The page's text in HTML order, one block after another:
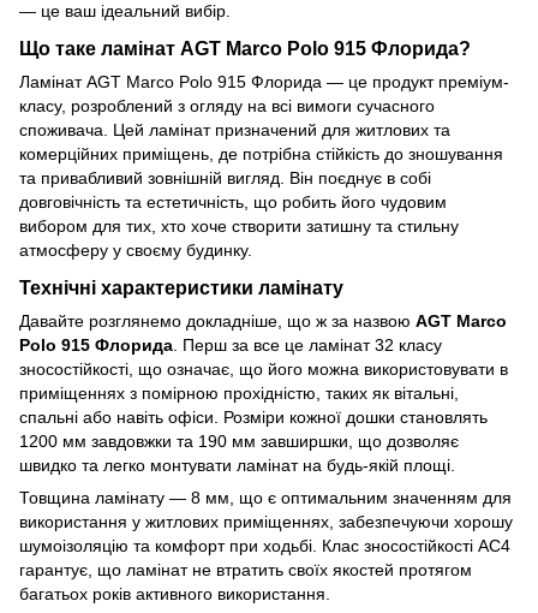
— це ваш ідеальний вибір.
Що таке ламінат AGT Marco Polo 915 Флорида?
Ламінат AGT Marco Polo 915 Флорида — це продукт преміум-
класу, розроблений з огляду на всі вимоги сучасного
споживача. Цей ламінат призначений для житлових та
комерційних приміщень, де потрібна стійкість до зношування
та привабливий зовнішній вигляд. Він поєднує в собі
довговічність та естетичність, що робить його чудовим
вибором для тих, хто хоче створити затишну та стильну
атмосферу у своєму будинку.
Технічні характеристики ламінату
Давайте розглянемо докладніше, що ж за назвою AGT Marco
Polo 915 Флорида . Перш за все це ламінат 32 класу
зносостійкості, що означає, що його можна використовувати в
приміщеннях з помірною прохідністю, таких як вітальні,
спальні або навіть офіси. Розміри кожної дошки становлять
1200 мм завдовжки та 190 мм завширшки, що дозволяє
швидко та легко монтувати ламінат на будь-якій площі.
Товщина ламінату — 8 мм, що є оптимальним значенням для
використання у житлових приміщеннях, забезпечуючи хорошу
шумоізоляцію та комфорт при ходьбі. Клас зносостійкості AC4
гарантує, що ламінат не втратить своїх якостей протягом
багатьох років активного використання.